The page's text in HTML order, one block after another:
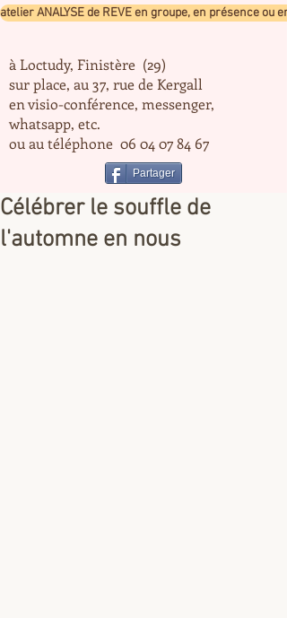
atelier ANALYSE de REVE en groupe, en présence ou
à Loctudy, Finistère (29)
sur place, au 37, rue de Kergall
en visio-conférence, messenger,
whatsapp, etc.
ou au téléphone 06 04 07 84 67
Partager
Célébrer le souffle de
l'automne en nous